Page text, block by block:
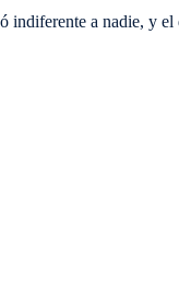
a nadie, y